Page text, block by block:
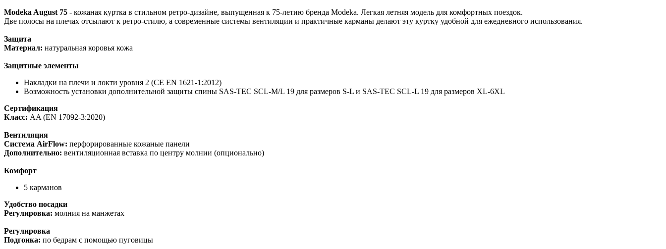
Modeka August 75 - кожаная куртка в стильном ретро-дизайне, выпущенная к 75-летию бренда Modeka. Легкая летняя модель для комфортных поездок.
Две полосы на плечах отсылают к ретро-стилю, а современные системы вентиляции и практичные карманы делают эту куртку удобной для ежедневного использования.
Защита
Материал: натуральная коровья кожа
Защитные элементы
Накладки на плечи и локти уровня 2 (CE EN 1621-1:2012)
Возможность установки дополнительной защиты спины SAS-TEC SCL-M/L 19 для размеров S-L и SAS-TEC SCL-L 19 для размеров XL-6XL
Сертификация
Класс: AA (EN 17092-3:2020)
Вентиляция
Система AirFlow: перфорированные кожаные панели
Дополнительно: вентиляционная вставка по центру молнии (опционально)
Комфорт
5 карманов
Удобство посадки
Регулировка: молния на манжетах
Регулировка
Подгонка: по бедрам с помощью пуговицы